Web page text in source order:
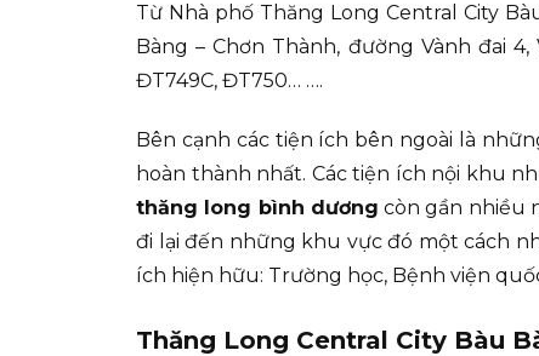
Từ Nhà phố Thăng Long Central City
Bàng – Chơn Thành, đường Vành đai
ĐT749C, ĐT750… ….
Bên cạnh các tiện ích bên ngoài là
hoàn thành nhất. Các tiện ích nội khu
thăng long bình dương còn gần nhiều
đi lại đến những khu vực đó một cách
ích hiện hữu: Trường học, Bệnh viện
Thăng Long Central City Bàu